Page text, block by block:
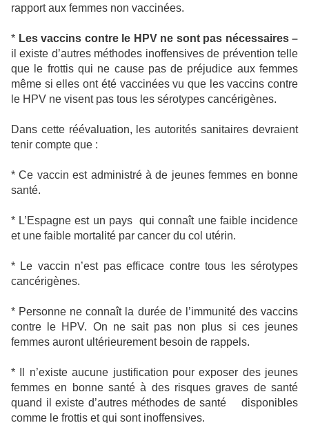
rapport aux femmes non vaccinées.
* Les vaccins contre le HPV ne sont pas nécessaires –
il existe d’autres méthodes inoffensives de prévention telle
que le frottis qui ne cause pas de préjudice aux femmes
même si elles ont été vaccinées vu que les vaccins contre
le HPV ne visent pas tous les sérotypes cancérigènes.
Dans cette réévaluation, les autorités sanitaires devraient
tenir compte que :
* Ce vaccin est administré à de jeunes femmes en bonne
santé.
* L’Espagne est un pays qui connaît une faible incidence
et une faible mortalité par cancer du col utérin.
* Le vaccin n’est pas efficace contre tous les sérotypes
cancérigènes.
* Personne ne connaît la durée de l’immunité des vaccins
contre le HPV. On ne sait pas non plus si ces jeunes
femmes auront ultérieurement besoin de rappels.
* Il n’existe aucune justification pour exposer des jeunes
femmes en bonne santé à des risques graves de santé
quand il existe d’autres méthodes de santé
disponibles
comme le frottis et qui sont inoffensives.